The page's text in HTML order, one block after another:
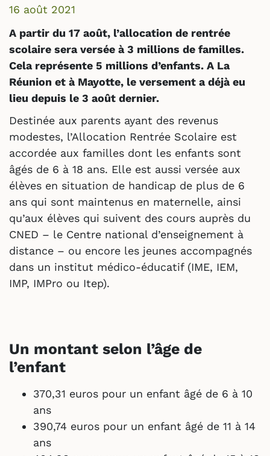
16 août 2021
A partir du 17 août, l’allocation de rentrée
scolaire sera versée à 3 millions de familles.
Cela représente 5 millions d’enfants. A La
Réunion et à Mayotte, le versement a déjà eu
lieu depuis le 3 août dernier.
Destinée aux parents ayant des revenus
modestes, l’Allocation Rentrée Scolaire est
accordée aux familles dont les enfants sont
âgés de 6 à 18 ans. Elle est aussi versée aux
élèves en situation de handicap de plus de 6
ans qui sont maintenus en maternelle, ainsi
qu’aux élèves qui suivent des cours auprès du
CNED – le Centre national d’enseignement à
distance – ou encore les jeunes accompagnés
dans un institut médico-éducatif (IME, IEM,
IMP, IMPro ou Itep).
Un montant selon l’âge de
l’enfant
370,31 euros pour un enfant âgé de 6 à 10
ans
390,74 euros pour un enfant âgé de 11 à 14
ans